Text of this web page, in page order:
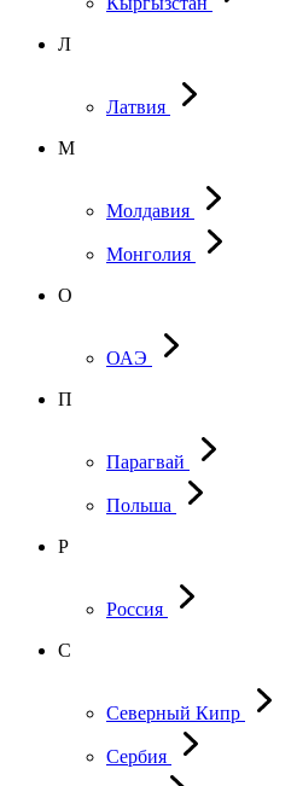
Л
Латвия
М
Молдавия
Монголия
О
ОАЭ
П
Парагвай
Польша
Р
Россия
С
Северный Кипр
Сербия